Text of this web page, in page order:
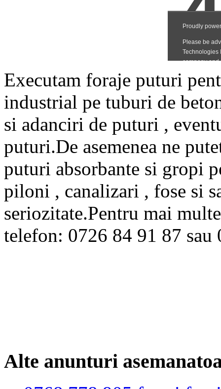
Executam foraje puturi
industrial pe tuburi de
si adanciri de puturi ,
puturi.De asemenea ne
puturi absorbante si gropi
piloni , canalizari , fose si
seriozitate.Pentru mai
telefon: 0726 84 91 87
Alte anunturi